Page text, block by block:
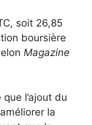
soit 26,85
boursière
Magazine
l’ajout du
la